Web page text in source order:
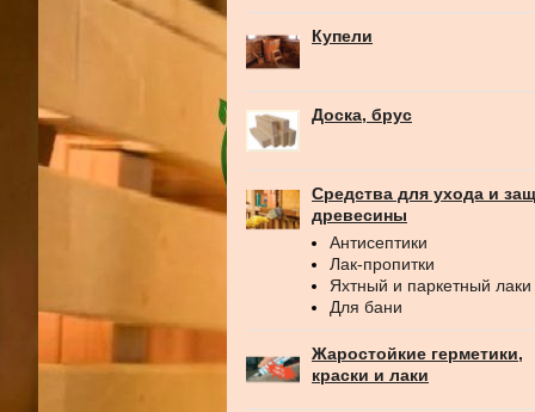
Купели
Доска, брус
Средства для ухода и
древесины
Антисептики
Лак-пропитки
Яхтный и паркетный лаки
Для бани
Жаростойкие герметики,
краски и лаки